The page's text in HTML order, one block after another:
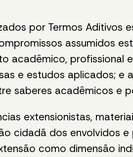
por Termos Aditivos
assumidos
acadêmico, profissional
e estudos aplicados; e
saberes acadêmicos e
extensionistas,
cidadã dos envolvidos e
como dimensão